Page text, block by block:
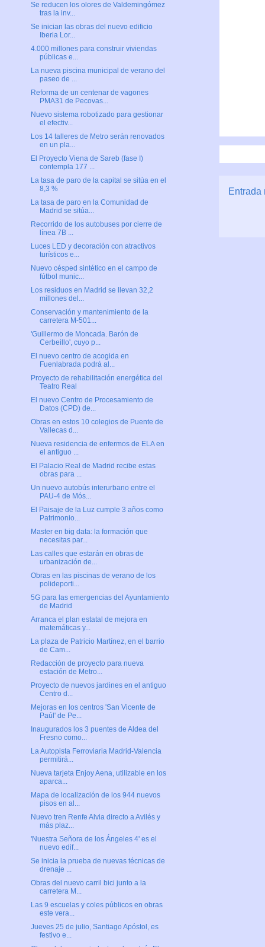
Entrada
Se reducen los olores de Valdemingómez
tras la inv...
Se inician las obras del nuevo edificio
Iberia Lor...
4.000 millones para construir viviendas
públicas e...
La nueva piscina municipal de verano del
paseo de ...
Reforma de un centenar de vagones
PMA31 de Pecovas...
Nuevo sistema robotizado para gestionar
el efectiv...
Los 14 talleres de Metro serán renovados
en un pla...
El Proyecto Viena de Sareb (fase I)
contempla 177 ...
La tasa de paro de la capital se sitúa en el
8,3 %
La tasa de paro en la Comunidad de
Madrid se sitúa...
Recorrido de los autobuses por cierre de
línea 7B ...
Luces LED y decoración con atractivos
turísticos e...
Nuevo césped sintético en el campo de
fútbol munic...
Los residuos en Madrid se llevan 32,2
millones del...
Conservación y mantenimiento de la
carretera M-501...
'Guillermo de Moncada. Barón de
Cerbeillo', cuyo p...
El nuevo centro de acogida en
Fuenlabrada podrá al...
Proyecto de rehabilitación energética del
Teatro Real
El nuevo Centro de Procesamiento de
Datos (CPD) de...
Obras en estos 10 colegios de Puente de
Vallecas d...
Nueva residencia de enfermos de ELA en
el antiguo ...
El Palacio Real de Madrid recibe estas
obras para ...
Un nuevo autobús interurbano entre el
PAU-4 de Mós...
El Paisaje de la Luz cumple 3 años como
Patrimonio...
Master en big data: la formación que
necesitas par...
Las calles que estarán en obras de
urbanización de...
Obras en las piscinas de verano de los
polideporti...
5G para las emergencias del Ayuntamiento
de Madrid
Arranca el plan estatal de mejora en
matemáticas y...
La plaza de Patricio Martínez, en el barrio
de Cam...
Redacción de proyecto para nueva
estación de Metro...
Proyecto de nuevos jardines en el antiguo
Centro d...
Mejoras en los centros 'San Vicente de
Paúl' de Pe...
Inaugurados los 3 puentes de Aldea del
Fresno como...
La Autopista Ferroviaria Madrid-Valencia
permitirá...
Nueva tarjeta Enjoy Aena, utilizable en los
aparca...
Mapa de localización de los 944 nuevos
pisos en al...
Nuevo tren Renfe Alvia directo a Avilés y
más plaz...
'Nuestra Señora de los Ángeles 4' es el
nuevo edif...
Se inicia la prueba de nuevas técnicas de
drenaje ...
Obras del nuevo carril bici junto a la
carretera M...
Las 9 escuelas y coles públicos en obras
este vera...
Jueves 25 de julio, Santiago Apóstol, es
festivo e...